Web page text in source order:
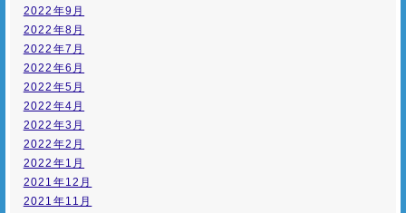
2022年9月
2022年8月
2022年7月
2022年6月
2022年5月
2022年4月
2022年3月
2022年2月
2022年1月
2021年12月
2021年11月